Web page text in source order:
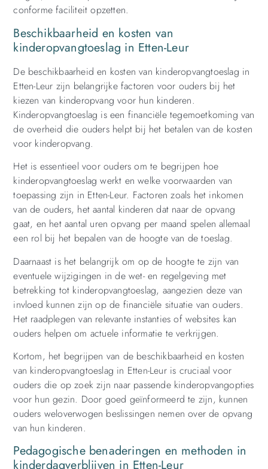
conforme faciliteit opzetten.
Beschikbaarheid en kosten van
kinderopvangtoeslag in Etten-Leur
De beschikbaarheid en kosten van kinderopvangtoeslag in
Etten-Leur zijn belangrijke factoren voor ouders bij het
kiezen van kinderopvang voor hun kinderen.
Kinderopvangtoeslag is een financiële tegemoetkoming van
de overheid die ouders helpt bij het betalen van de kosten
voor kinderopvang.
Het is essentieel voor ouders om te begrijpen hoe
kinderopvangtoeslag werkt en welke voorwaarden van
toepassing zijn in Etten-Leur. Factoren zoals het inkomen
van de ouders, het aantal kinderen dat naar de opvang
gaat, en het aantal uren opvang per maand spelen allemaal
een rol bij het bepalen van de hoogte van de toeslag.
Daarnaast is het belangrijk om op de hoogte te zijn van
eventuele wijzigingen in de wet- en regelgeving met
betrekking tot kinderopvangtoeslag, aangezien deze van
invloed kunnen zijn op de financiële situatie van ouders.
Het raadplegen van relevante instanties of websites kan
ouders helpen om actuele informatie te verkrijgen.
Kortom, het begrijpen van de beschikbaarheid en kosten
van kinderopvangtoeslag in Etten-Leur is cruciaal voor
ouders die op zoek zijn naar passende kinderopvangopties
voor hun gezin. Door goed geïnformeerd te zijn, kunnen
ouders weloverwogen beslissingen nemen over de opvang
van hun kinderen.
Pedagogische benaderingen en methoden in
kinderdagverblijven in Etten-Leur